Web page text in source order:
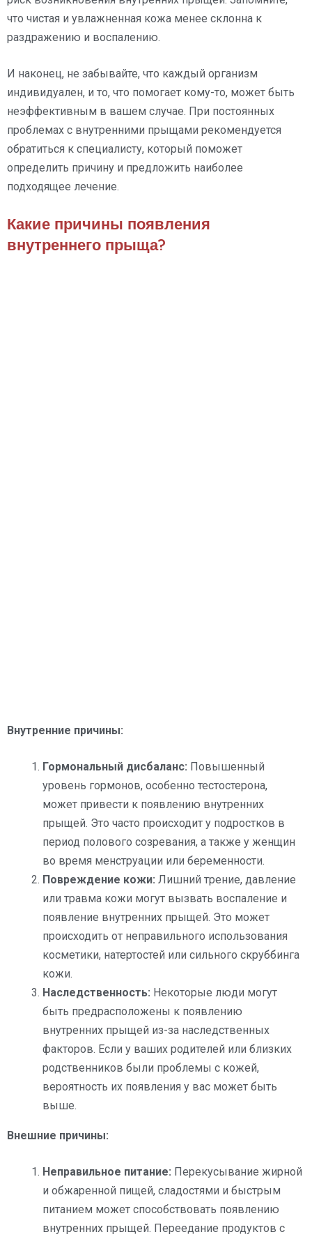
что чистая и увлажненная кожа менее склонна к
раздражению и воспалению.
И наконец, не забывайте, что каждый организм
индивидуален, и то, что помогает кому-то, может быть
неэффективным в вашем случае. При постоянных
проблемах с внутренними прыщами рекомендуется
обратиться к специалисту, который поможет
определить причину и предложить наиболее
подходящее лечение.
Какие причины появления
внутреннего прыща?
Внутренние причины:
Гормональный дисбаланс: Повышенный
уровень гормонов, особенно тестостерона,
может привести к появлению внутренних
прыщей. Это часто происходит у подростков в
период полового созревания, а также у женщин
во время менструации или беременности.
Повреждение кожи: Лишний трение, давление
или травма кожи могут вызвать воспаление и
появление внутренних прыщей. Это может
происходить от неправильного использования
косметики, натертостей или сильного скруббинга
кожи.
Наследственность: Некоторые люди могут
быть предрасположены к появлению
внутренних прыщей из-за наследственных
факторов. Если у ваших родителей или близких
родственников были проблемы с кожей,
вероятность их появления у вас может быть
выше.
Внешние причины:
Неправильное питание: Перекусывание жирной
и обжаренной пищей, сладостями и быстрым
питанием может способствовать появлению
внутренних прыщей. Переедание продуктов с